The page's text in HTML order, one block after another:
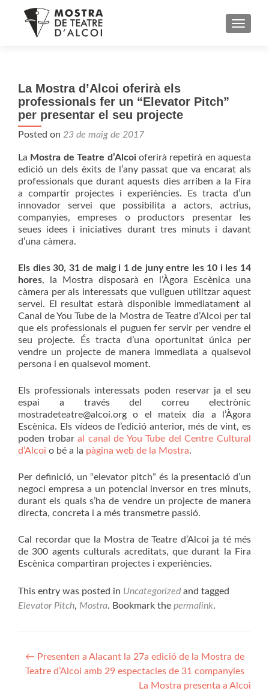
La Mostra d’Alcoi oferirà els
professionals fer un “Elevator Pitch”
per presentar el seu projecte
Posted on 23 de maig de 2017
La Mostra de Teatre d’Alcoioferirà repetirà en aquesta
edició un dels èxits de l’any passat que va encarat als
professionals que durant aquests dies arriben a la Fira
a compartir projectes i experiències. Es tracta d’un
innovador servei que possibilita a actors, actrius,
companyies, empreses o productors presentar les
seues idees i iniciatives durant tres minuts i davant
d’una càmera.
Els dies 30, 31 de maig i 1 de juny entre les 10 i les 14
hores, la Mostra disposarà en l’Àgora Escènica una
càmera per als interessats que vullguen utilitzar aquest
servei. El resultat estarà disponible immediatament al
Canal de You Tube de la Mostra de Teatre d’Alcoi per tal
que els professionals el puguen fer servir per vendre el
seu projecte. És tracta d’una oportunitat única per
vendre un projecte de manera immediata a qualsevol
persona i en qualsevol moment.
Els professionals interessats poden reservar ja el seu
espai a través del correu electrònic
mostradeteatre@alcoi.org o el mateix dia a l’Àgora
Escènica. Els vídeos de l’edició anterior, més de vint, es
poden trobaral canal de You Tube del Centre Cultural
d’Alcoi o bé a la pàgina web de la Mostra.
Per definició, un “elevator pitch” és la presentació d’un
negoci empresa a un potencial inversor en tres minuts,
durant els quals s’ha de vendre un projecte de manera
directa, concreta i a més transmetre passió.
Cal recordar que la Mostra de Teatre d’Alcoi ja té més
de 300 agents culturals acreditats, que durant la Fira
Escènica compartiran projectes i experiències.
This entry was posted in Uncategorized and tagged
Elevator Pitch, Mostra. Bookmark the permalink.
Post
navigation
← Presenten a Alacant la 27a edició de la Mostra de
Teatre d’Alcoi amb 29 espectacles de 31 companyies
La Mostra presenta a Alcoi